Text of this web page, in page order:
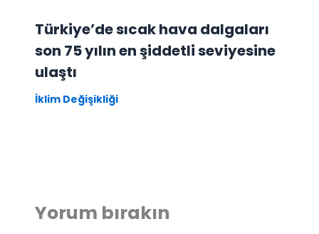
Türkiye’de sıcak hava dalgaları
son 75 yılın en şiddetli seviyesine
ulaştı
İklim Değişikliği
Yorum bırakın